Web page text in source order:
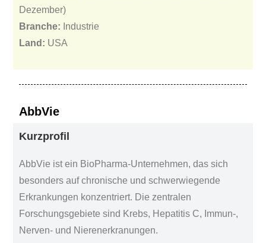
Dezember)
Branche: Industrie
Land: USA
AbbVie
Kurzprofil
AbbVie ist ein BioPharma-Unternehmen, das sich
besonders auf chronische und schwerwiegende
Erkrankungen konzentriert. Die zentralen
Forschungsgebiete sind Krebs, Hepatitis C, Immun-,
Nerven- und Nierenerkranungen.